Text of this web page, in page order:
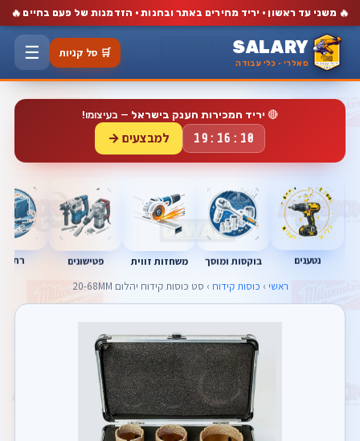
🔥 משני עד ראשון · יריד מחירים באתר ובחנות · הזדמנות של פעם בחיים 🔥
SALARY
סאלרי · כלי עבודה
🛒 סל קניות ☰
🔴 יריד המכירות הענק בישראל — בעיצומו!
19:16:09 למבצעים →
נטענים בוקסות ומוסך משחזות זווית פטישונים
ראשי › כוסות קידוח › סט כוסות קידוח יהלום 20-68MM